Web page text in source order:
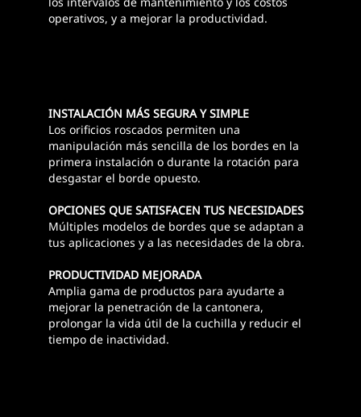
operativos, y a mejorar la productividad.
INSTALACIÓN MÁS SEGURA Y SIMPLE
Los orificios roscados permiten una
manipulación más sencilla de los bordes en la
primera instalación o durante la rotación para
desgastar el borde opuesto.
OPCIONES QUE SATISFACEN TUS NECESIDADES
Múltiples modelos de bordes que se adaptan a
tus aplicaciones y a las necesidades de la obra.
PRODUCTIVIDAD MEJORADA
Amplia gama de productos para ayudarte a
mejorar la penetración de la cantonera,
prolongar la vida útil de la cuchilla y reducir el
tiempo de inactividad.